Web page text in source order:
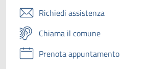
Richiedi assistenza
Chiama il comune
Prenota appuntamento